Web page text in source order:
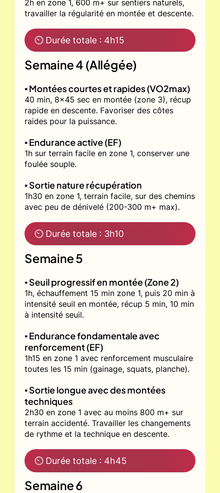
2h en zone 1, 600 m+ sur sentiers naturels,
travailler la régularité en montée et descente.
⏲ Durée totale : 4h15
Semaine 4 (Allégée)
▪️ Montées courtes et rapides (VO2max)
40 min, 8x45 sec en montée (zone 3), récup
rapide en descente. Favoriser des côtes
raides pour la puissance.
▪️ Endurance active (EF)
1h sur terrain facile en zone 1, conserver une
foulée souple.
▪️ Sortie nature récupération
1h30 en zone 1, terrain facile, sur des chemins
avec peu de dénivelé (200-300 m+ max).
⏲ Durée totale : 3h10
Semaine 5
▪️ Seuil progressif en montée (Zone 2)
1h, échauffement 15 min zone 1, puis 20 min à
intensité seuil en montée, récup 5 min, 10 min
à intensité seuil.
▪️ Endurance fondamentale avec
renforcement (EF)
1h15 en zone 1 avec renforcement musculaire
toutes les 15 min (gainage, squats, planche).
▪️ Sortie longue avec des montées
techniques
2h30 en zone 1 avec au moins 800 m+ sur
terrain accidenté. Travailler les changements
de rythme et la technique en descente.
⏲ Durée totale : 4h45
Semaine 6